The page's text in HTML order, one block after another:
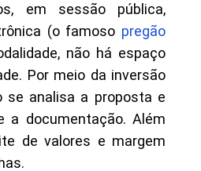
em sessão pública,
(o famoso pregão
não há espaço
Por meio da inversão
se analisa a proposta e
a documentação. Além
de valores e margem